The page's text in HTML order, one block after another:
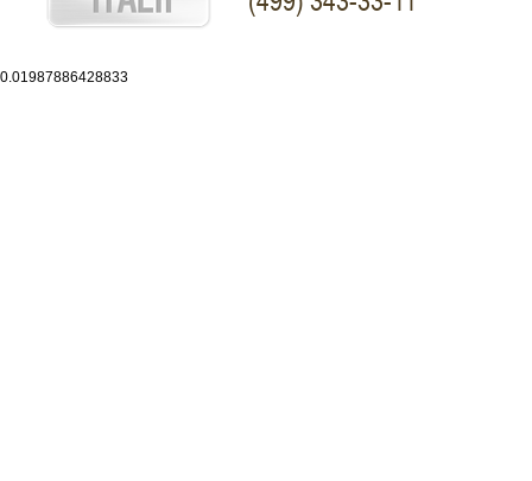
0.01987886428833